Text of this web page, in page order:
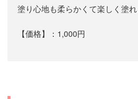
塗り心地も柔らかくて楽しく塗れ
【価格】：1,000円